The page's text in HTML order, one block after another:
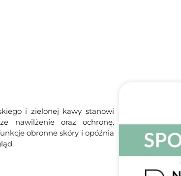
i zielonej kawy stanowi
nawilżenie oraz ochronę.
obronne skóry i opóźnia